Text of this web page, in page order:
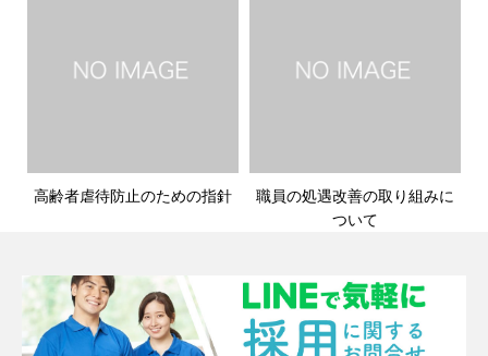
高齢者虐待防止のための指針
職員の処遇改善の取り組みに
ついて